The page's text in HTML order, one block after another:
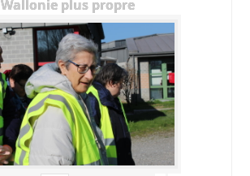
Wallonie plus propre